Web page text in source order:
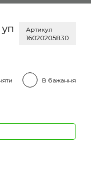
Артикул
16020205830
В бажання